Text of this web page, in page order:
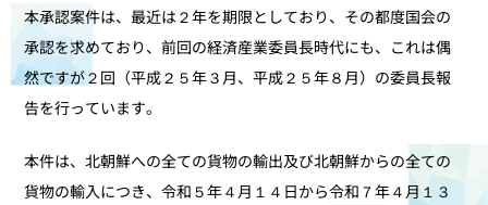
本承認案件は、最近は２年を期限としており、その都度国会の
承認を求めており、前回の経済産業委員長時代にも、これは偶
然ですが２回（平成２５年３月、平成２５年８月）の委員長報
告を行っています。
本件は、北朝鮮への全ての貨物の輸出及び北朝鮮からの全ての
貨物の輸入につき、令和５年４月１４日から令和７年４月１３